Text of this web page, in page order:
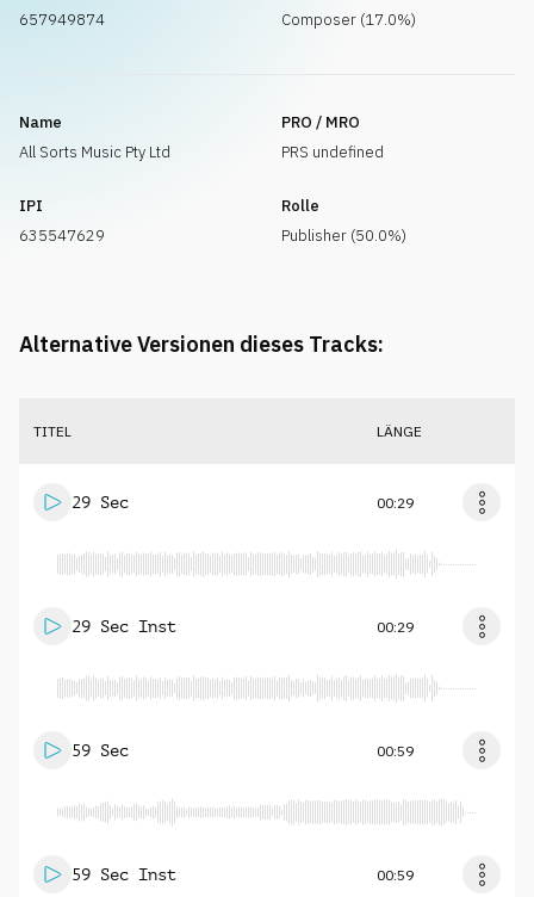
657949874 Composer (17.0%)
Name
All Sorts Music Pty Ltd
PRO / MRO
PRS undefined
IPI
635547629
Rolle
Publisher (50.0%)
Alternative Versionen dieses Tracks:
TITEL LÄNGE
29 Sec 00:29
29 Sec Inst 00:29
59 Sec 00:59
59 Sec Inst 00:59